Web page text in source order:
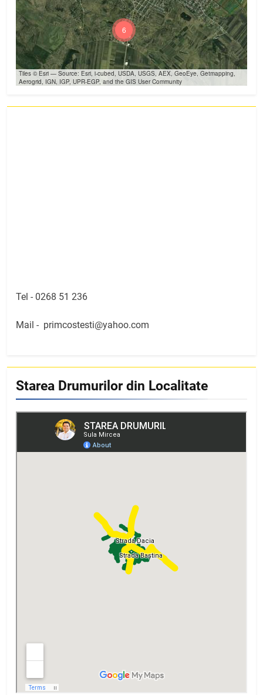
6
Tiles © Esri — Source: Esri, i-cubed, USDA, USGS, AEX, GeoEye, Getmapping,
Aerogrid, IGN, IGP, UPR-EGP, and the GIS User Community
Tel - 0268 51 236
Mail - primcostesti@yahoo.com
Starea Drumurilor din Localitate